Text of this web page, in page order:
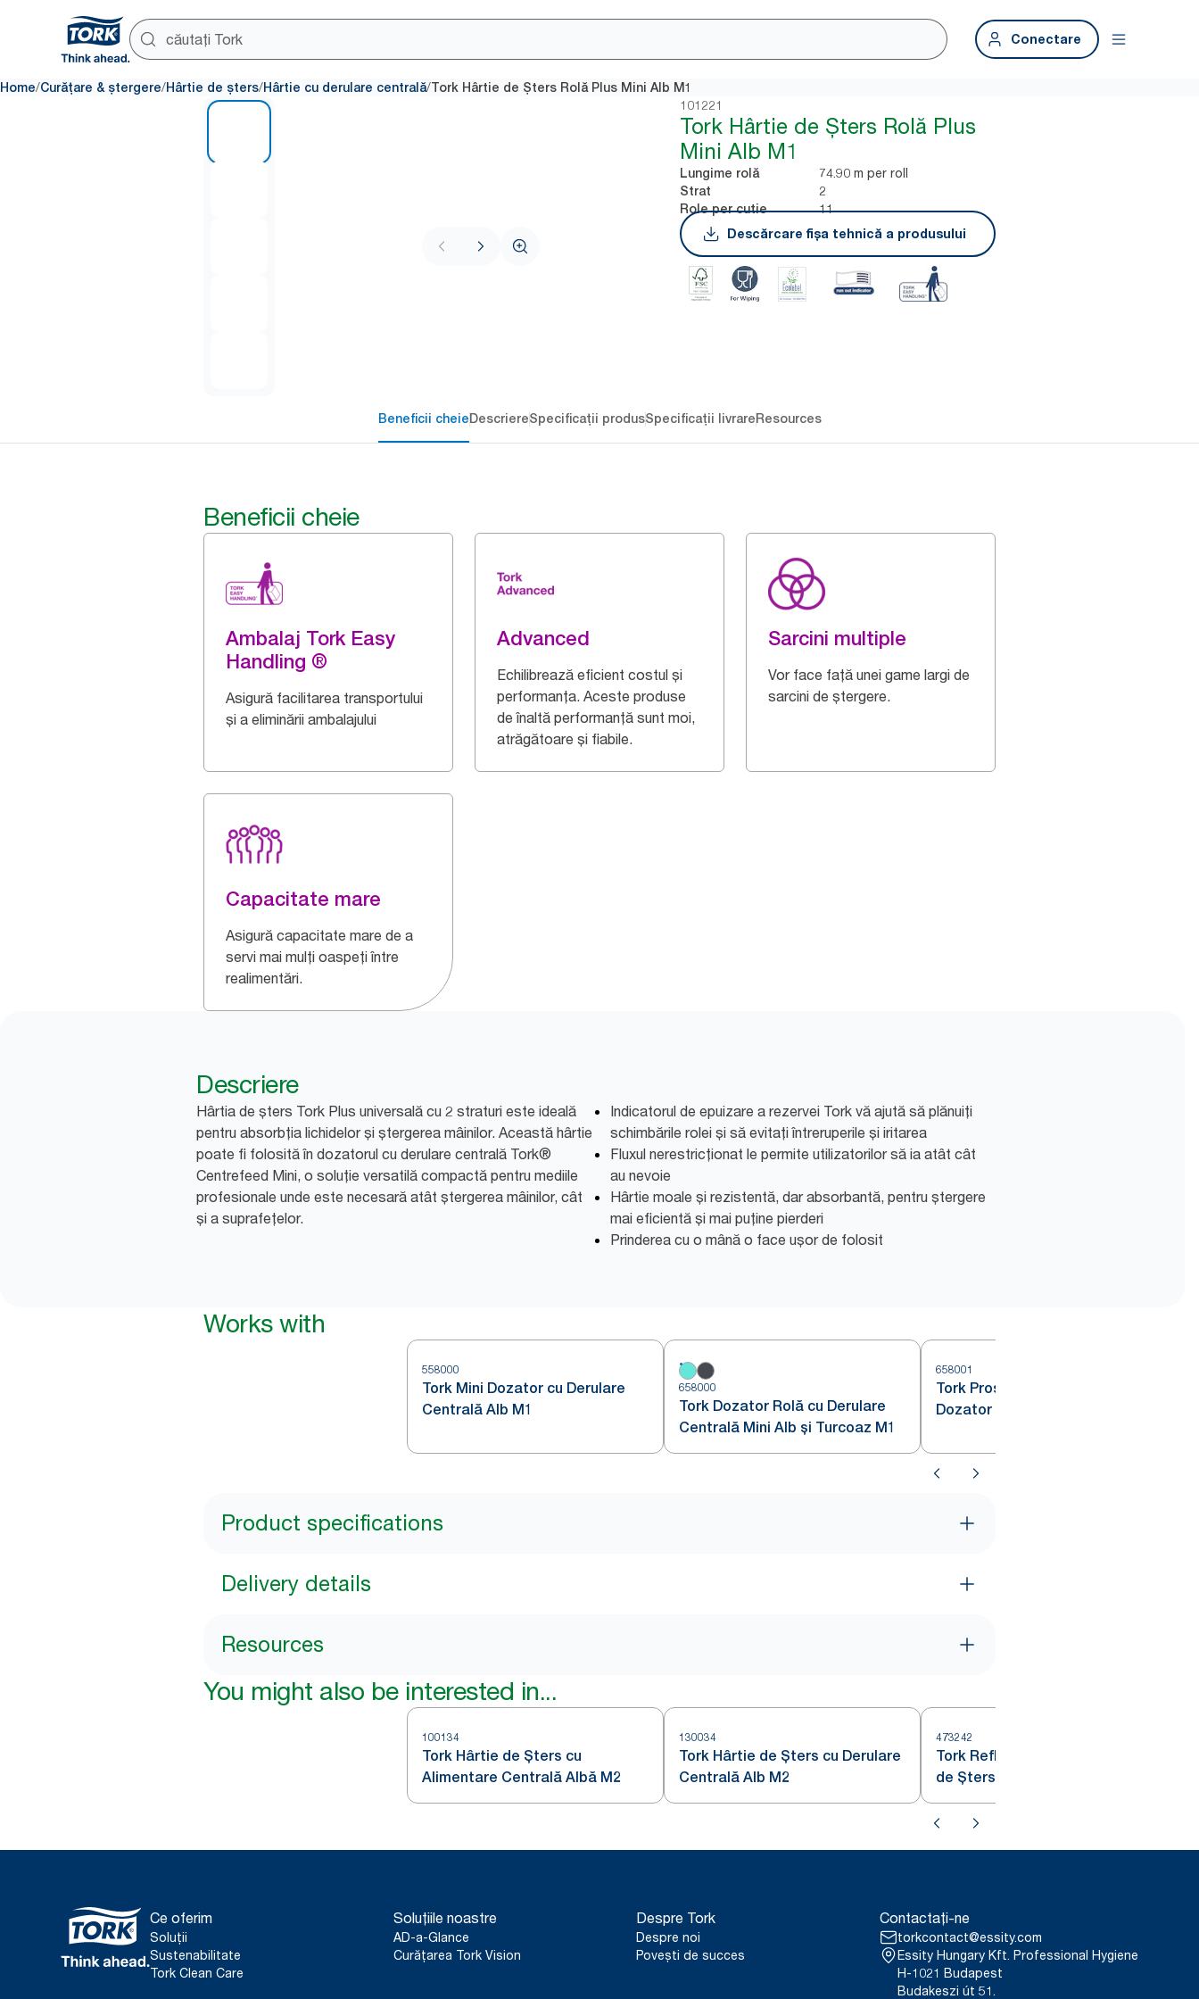
Conectare
Home/Curățare & ștergere/Hârtie de șters/Hârtie cu derulare centrală/Tork Hârtie de Șters Rolă Plus Mini Alb M1
101221
Tork Hârtie de Șters Rolă Plus
Mini Alb M1
Lungime rolă 74.90 m per roll
Strat 2
Role per cutie
11
Descărcare fișa tehnică a produsului
Beneficii cheieDescriereSpecificații produsSpecificații livrareResources
Beneficii cheie
Ambalaj Tork Easy
Handling ®
Asigură facilitarea transportului
și a eliminării ambalajului
Advanced
Echilibrează eficient costul și
performanța. Aceste produse
de înaltă performanță sunt moi,
atrăgătoare și fiabile.
Sarcini multiple
Vor face față unei game largi de
sarcini de ștergere.
Capacitate mare
Asigură capacitate mare de a
servi mai mulți oaspeți între
realimentări.
Descriere
Hârtia de șters Tork Plus universală cu 2 straturi este ideală
pentru absorbția lichidelor și ștergerea mâinilor. Această hârtie
poate fi folosită în dozatorul cu derulare centrală Tork®
Centrefeed Mini, o soluție versatilă compactă pentru mediile
profesionale unde este necesară atât ștergerea mâinilor, cât
și a suprafețelor.
Indicatorul de epuizare a rezervei Tork vă ajută să plănuiți
schimbările rolei și să evitați întreruperile și iritarea
Fluxul nerestricționat le permite utilizatorilor să ia atât cât
au nevoie
Hârtie moale și rezistentă, dar absorbantă, pentru ștergere
mai eficientă și mai puține pierderi
Prinderea cu o mână o face ușor de folosit
Works with
558000
Tork Mini Dozator cu Derulare
Centrală Alb M1
658000
Tork Dozator Rolă cu Derulare
Centrală Mini Alb și Turcoaz M1
658001
Tork Prosoape din Hârtie și
Dozator cu Derulare Centrală
Product specifications
Delivery details
Resources
You might also be interested in...
100134
Tork Hârtie de Șters cu
Alimentare Centrală Albă M2
130034
Tork Hârtie de Șters cu Derulare
Centrală Alb M2
473242
Tork Reflex™ Prosoape Hârtie
de Șters Albe M4
Ce oferim
Soluții
Sustenabilitate
Tork Clean Care
Soluțiile noastre
AD-a-Glance
Curățarea Tork Vision
Despre Tork
Despre noi
Povești de succes
Contactați-ne
torkcontact@essity.com
Essity Hungary Kft. Professional Hygiene
H-1021 Budapest
Budakeszi út 51.